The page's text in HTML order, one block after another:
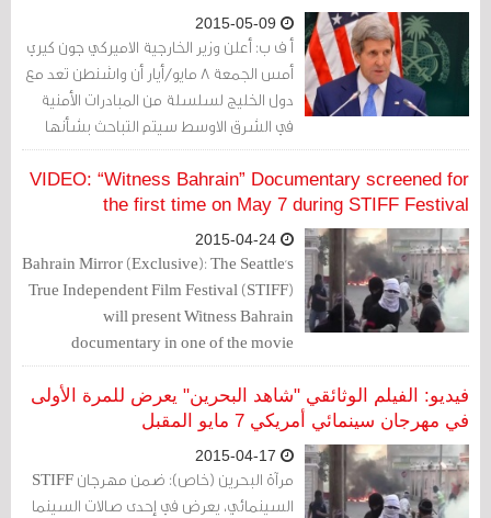
أ ف ب: أعلن وزير الخارجية الاميركي جون كيري
أمس الجمعة 8 مايو/أيار أن واشنطن تعد مع
دول الخليج لسلسلة من المبادرات الأمنية
في الشرق الاوسط سيتم التباحث بشأنها
خلال قمة مقررة الأسبوع المقبل.
VIDEO: “Witness Bahrain” Documentary screened for
the first time on May 7 during STIFF Festival
Bahrain Mirror (Exclusive): The Seattle's
True Independent Film Festival (STIFF)
will present Witness Bahrain
documentary in one of the movie
theatres of Seattle in Washington D.C.,
on May 7, 2015.
فيديو: الفيلم الوثائقي "شاهد البحرين" يعرض للمرة الأولى
في مهرجان سينمائي أمريكي 7 مايو المقبل
مرآة البحرين (خاص): ضمن مهرجان STIFF
السينمائي، يعرض في إحدى صالات السينما